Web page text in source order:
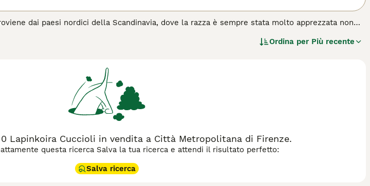
dai paesi nordici della Scandinavia, dove la razza è sempre stata molto apprezzata non
coraggiosi e leali e sono molto seri sul lavoro.
Ordina per Più recente
Lapinkoira Cuccioli in vendita a Città Metropolitana di Firenze.
questa ricerca Salva la tua ricerca e attendi il risultato perfetto:
Salva ricerca